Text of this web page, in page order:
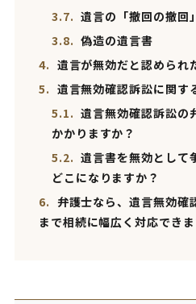
3.7. 遺言の「撤回の撤回」
3.8. 偽造の遺言書
4. 遺言が無効だと認められ
5. 遺言無効確認訴訟に関す
5.1. 遺言無効確認訴訟の
かかりますか？
5.2. 遺言書を無効として
どこになりますか？
6. 弁護士なら、遺言無効確
まで相続に幅広く対応でき